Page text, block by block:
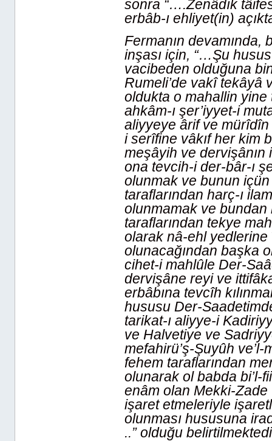
sonra “….Zenâdık
erbâb-ı ehliyet(in)
Fermanın
inşası için, “…Şu
vacibeden olduğuna
Rumeli’de vakî tekâyâ
oldukta o mahallin yine
ahkâm-ı şer’iyyet-i
aliyyeye ârif ve
i serîfine vâkıf her kim
meşâyih ve dervişânın
ona tevcih-i der-bâr-ı
olunmak ve bunun
taraflarından harç-ı
olunmamak ve bundan
taraflarından tekye
olarak nâ-ehl
olunacağından başka
cihet-i mahlûle Der-
dervişâne reyi ve
erbâbına tevcîh
hususu Der-
tarikat-ı aliyye-i
ve Halvetiye ve
mefahirü’ş-Şuyûh
fehem taraflarından
olunarak ol babda bi’l-
enâm olan Mekki-
işaret etmeleriyle
olunması hususuna
..” olduğu